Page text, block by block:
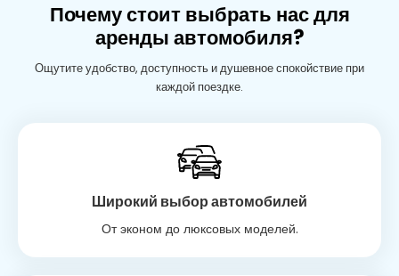
Почему стоит выбрать нас для
аренды автомобиля?
Ощутите удобство, доступность и душевное спокойствие при
каждой поездке.
Широкий выбор автомобилей
От эконом до люксовых моделей.